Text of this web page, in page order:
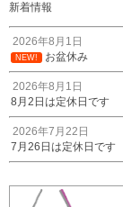
新着情報
2026年8月1日
NEW! お盆休み
2026年8月1日
8月2日は定休日です
2026年7月22日
7月26日は定休日です